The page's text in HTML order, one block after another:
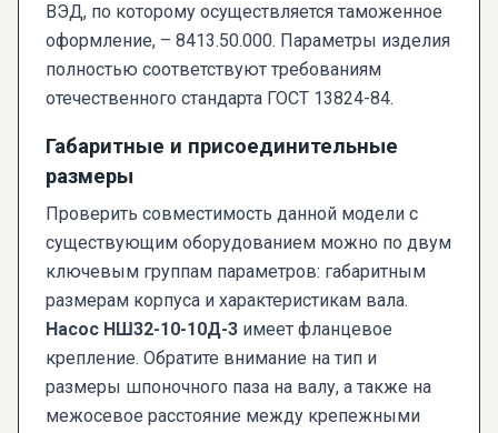
ВЭД, по которому осуществляется таможенное
оформление, – 8413.50.000. Параметры изделия
полностью соответствуют требованиям
отечественного стандарта ГОСТ 13824-84.
Габаритные и присоединительные
размеры
Проверить совместимость данной модели с
существующим оборудованием можно по двум
ключевым группам параметров: габаритным
размерам корпуса и характеристикам вала.
Насос НШ32-10-10Д-3 имеет фланцевое
крепление. Обратите внимание на тип и
размеры шпоночного паза на валу, а также на
межосевое расстояние между крепежными